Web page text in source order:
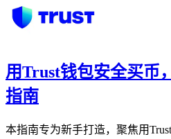
用Trust钱包安全买币
指南
本指南专为新手打造，聚焦用